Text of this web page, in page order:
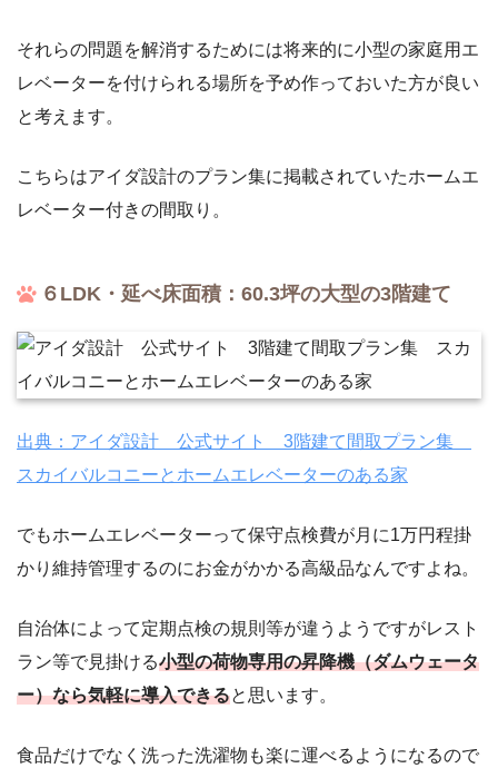
それらの問題を解消するためには将来的に小型の家庭用エ
レベーターを付けられる場所を予め作っておいた方が良い
と考えます。
こちらはアイダ設計のプラン集に掲載されていたホームエ
レベーター付きの間取り。
６LDK・延べ床面積：60.3坪の大型の3階建て
出典：アイダ設計 公式サイト 3階建て間取プラン集
スカイバルコニーとホームエレベーターのある家
でもホームエレベーターって保守点検費が月に1万円程掛
かり維持管理するのにお金がかかる高級品なんですよね。
自治体によって定期点検の規則等が違うようですがレスト
ラン等で見掛ける小型の荷物専用の昇降機（ダムウェータ
ー）なら気軽に導入できると思います。
食品だけでなく洗った洗濯物も楽に運べるようになるので